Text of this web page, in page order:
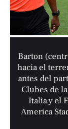
Barton
hacia el
antes del
Clubes de
Italia y el
America